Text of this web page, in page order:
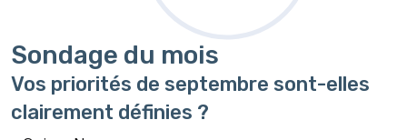
Sondage du mois
Vos priorités de septembre sont-elles
clairement définies ?